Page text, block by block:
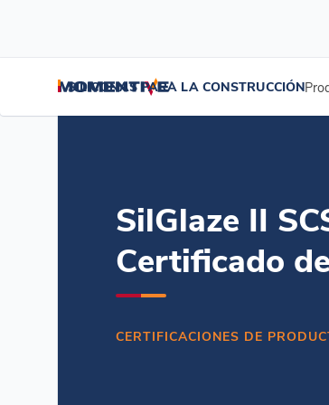
SILICONAS PARA LA CONSTRUCCIÓN
Inicio /
SilGlaze II
Certificado
CERTIFICACIONES DE